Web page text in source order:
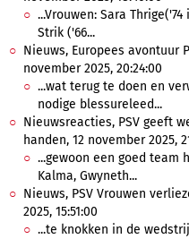
...Vrouwen: Sara Thrige('74
Strik ('66...
Nieuws, Europees avontuur
november 2025, 20:24:00
...wat terug te doen en
nodige blessureleed...
Nieuwsreacties, PSV geeft
handen, 12 november 2025,
...gewoon een goed team
Kalma, Gwyneth...
Nieuws, PSV Vrouwen
2025, 15:51:00
...te knokken in de